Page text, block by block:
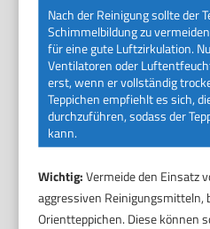
Nach der Reinigung sollte der
Schimmelbildung zu
für eine gute Luftzirkulation.
Ventilatoren oder
erst, wenn er vollständig
Teppichen empfiehlt es sich,
durchzuführen, sodass der
kann.
Wichtig:Vermeide den Einsatz
aggressiven Reinigungsmitteln,
Orientteppichen. Diese können